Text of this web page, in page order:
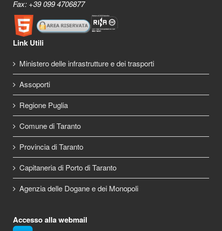
Fax: +39 099 4706877
Link Utili
Ministero delle infrastrutture e dei trasporti
Assoporti
Regione Puglia
Comune di Taranto
Provincia di Taranto
Capitaneria di Porto di Taranto
Agenzia delle Dogane e dei Monopoli
Accesso alla webmail